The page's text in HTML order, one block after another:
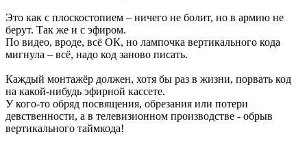
Это как с плоскостопием – ничего не болит, но в армию не
берут. Так же и с эфиром.
По видео, вроде, всё ОК, но лампочка вертикального кода
мигнула – всё, надо код заново писать.
Каждый монтажёр должен, хотя бы раз в жизни, порвать код
на какой-нибудь эфирной кассете.
У кого-то обряд посвящения, обрезания или потери
девственности, а в телевизионном производстве - обрыв
вертикального таймкода!